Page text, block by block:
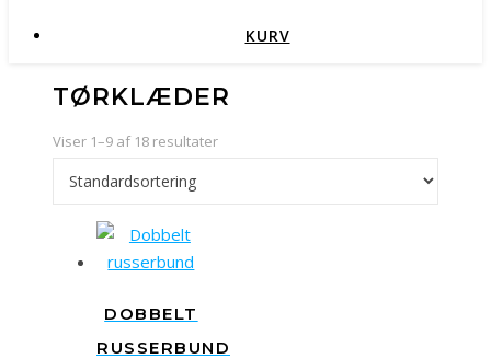
KURV
TØRKLÆDER
Viser 1–9 af 18 resultater
DOBBELT
RUSSERBUND